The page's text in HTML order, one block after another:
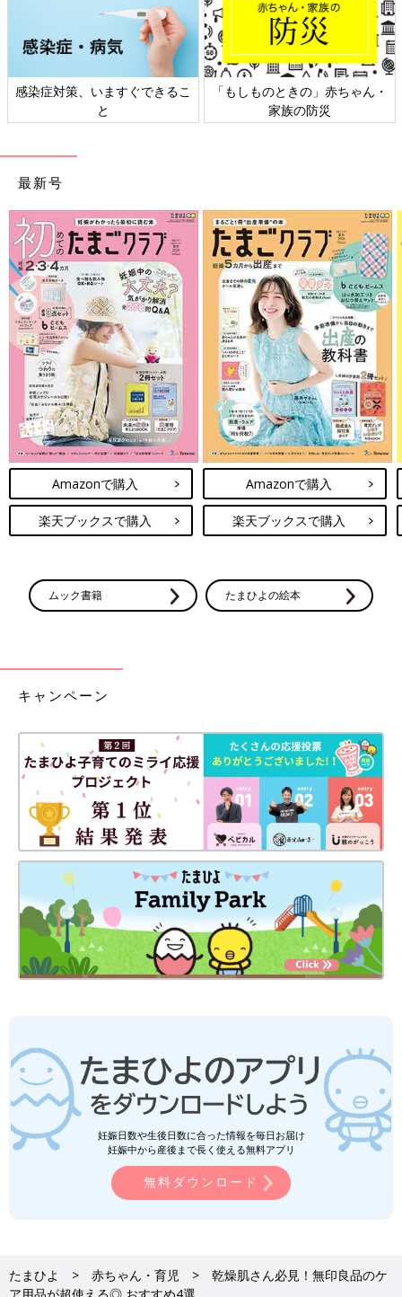
感染症対策、いますぐできるこ
と
「もしものときの」赤ちゃん・
家族の防災
最新号
Amazonで購入
楽天ブックスで購入
Amazonで購入
楽天ブックスで購入
ムック書籍 たまひよの絵本
キャンペーン
妊娠日数や生後日数に合った情報を毎日お届け
妊娠中から産後まで長く使える無料アプリ
無料ダウンロード
たまひよ 赤ちゃん・育児
乾燥肌さん必見！無印良品のケ